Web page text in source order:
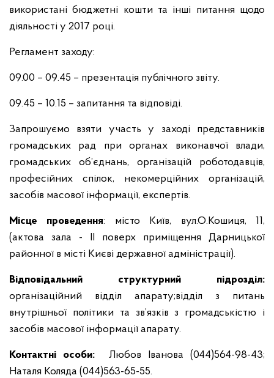
використані бюджетні кошти та інші питання щодо
діяльності у 2017 році.
Регламент заходу:
09.00 – 09.45 – презентація публічного звіту.
09.45 – 10.15 – запитання та відповіді.
Запрошуємо взяти участь у заході представників
громадських рад при органах виконавчої влади,
громадських об’єднань, організацій роботодавців,
професійних спілок, некомерційних організацій,
засобів масової інформації, експертів.
Місце проведення: місто Київ, вул.О.Кошиця, 11,
(актова зала - II поверх приміщення Дарницької
районної в місті Києві державної адміністрації).
Відповідальний структурний підрозділ:
організаційний відділ апарату;відділ з питань
внутрішньої політики та зв’язків з громадськістю і
засобів масової інформації апарату.
Контактні особи: Любов Іванова (044)564-98-43;
Наталя Коляда (044)563-65-55.